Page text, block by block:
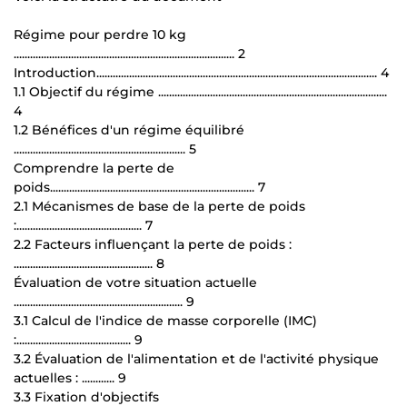
Régime pour perdre 10 kg
................................................................................. 2
Introduction....................................................................................................... 4
1.1 Objectif du régime ....................................................................................
4
1.2 Bénéfices d'un régime équilibré
............................................................... 5
Comprendre la perte de
poids........................................................................... 7
2.1 Mécanismes de base de la perte de poids
:.............................................. 7
2.2 Facteurs influençant la perte de poids :
................................................... 8
Évaluation de votre situation actuelle
.............................................................. 9
3.1 Calcul de l'indice de masse corporelle (IMC)
:.......................................... 9
3.2 Évaluation de l'alimentation et de l'activité physique
actuelles : ............ 9
3.3 Fixation d'objectifs